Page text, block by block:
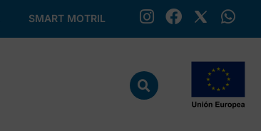
SMART MOTRIL